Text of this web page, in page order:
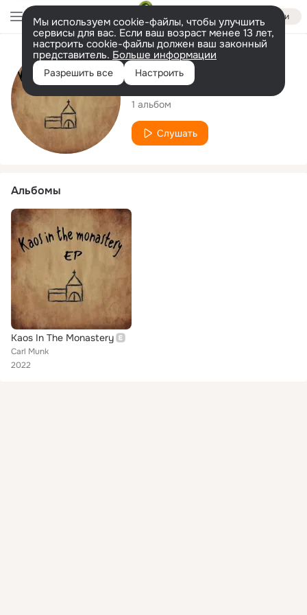
Войти
Мы используем cookie-файлы, чтобы улучшить
сервисы для вас. Если ваш возраст менее 13 лет,
настроить cookie-файлы должен ваш законный
представитель. Больше информации
Разрешить все Настроить
Исполнитель
Carl Munk
1 альбом
Слушать
Альбомы
Kaos In The Monastery
Carl Munk
2022